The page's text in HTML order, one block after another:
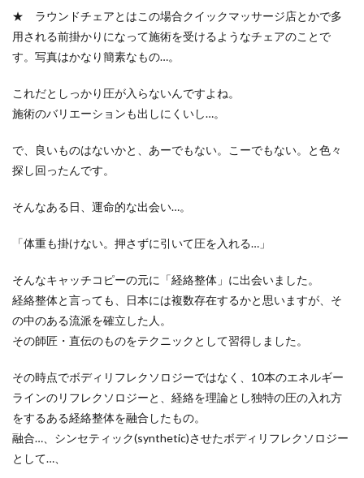
★ ラウンドチェアとはこの場合クイックマッサージ店とかで多
用される前掛かりになって施術を受けるようなチェアのことで
す。写真はかなり簡素なもの…。
これだとしっかり圧が入らないんですよね。
施術のバリエーションも出しにくいし…。
で、良いものはないかと、あーでもない。こーでもない。と色々
探し回ったんです。
そんなある日、運命的な出会い…。
「体重も掛けない。押さずに引いて圧を入れる…」
そんなキャッチコピーの元に「経絡整体」に出会いました。
経絡整体と言っても、日本には複数存在するかと思いますが、そ
の中のある流派を確立した人。
その師匠・直伝のものをテクニックとして習得しました。
その時点でボディリフレクソロジーではなく、10本のエネルギー
ラインのリフレクソロジーと、経絡を理論とし独特の圧の入れ方
をするある経絡整体を融合したもの。
融合…、シンセティック(synthetic)させたボディリフレクソロジー
として…、